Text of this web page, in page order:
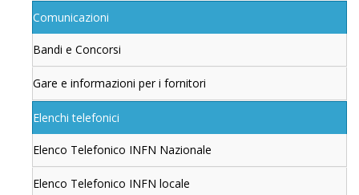
Comunicazioni
Bandi e Concorsi
Gare e informazioni per i fornitori
Elenchi telefonici
Elenco Telefonico INFN Nazionale
Elenco Telefonico INFN locale